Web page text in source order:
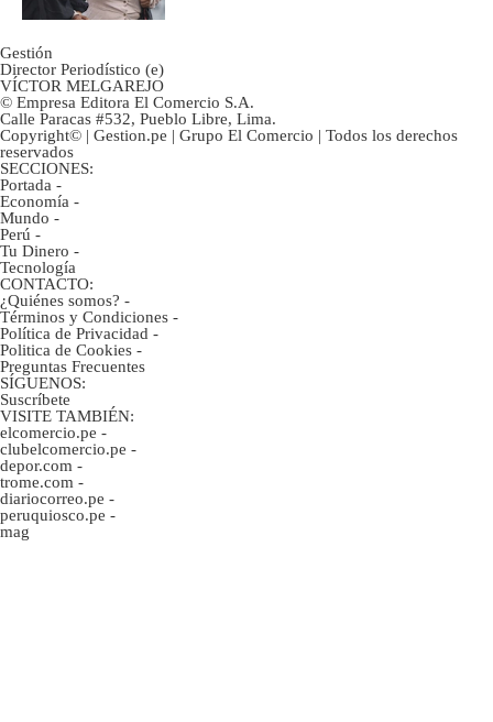
Gestión
Director Periodístico (e)
VÍCTOR MELGAREJO
© Empresa Editora El Comercio S.A.
Calle Paracas #532, Pueblo Libre, Lima.
Copyright© | Gestion.pe | Grupo El Comercio | Todos los derechos
reservados
SECCIONES:
Portada -
Economía -
Mundo -
Perú -
Tu Dinero -
Tecnología
CONTACTO:
¿Quiénes somos? -
Términos y Condiciones -
Política de Privacidad -
Politica de Cookies -
Preguntas Frecuentes
SÍGUENOS:
Suscríbete
VISITE TAMBIÉN:
elcomercio.pe -
clubelcomercio.pe -
depor.com -
trome.com -
diariocorreo.pe -
peruquiosco.pe -
mag